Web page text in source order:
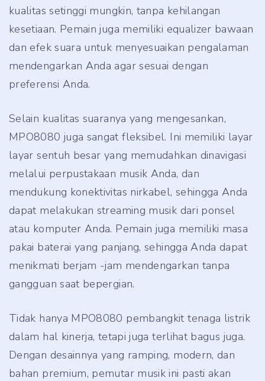
kualitas setinggi mungkin, tanpa kehilangan
kesetiaan. Pemain juga memiliki equalizer bawaan
dan efek suara untuk menyesuaikan pengalaman
mendengarkan Anda agar sesuai dengan
preferensi Anda.
Selain kualitas suaranya yang mengesankan,
MPO8080 juga sangat fleksibel. Ini memiliki layar
layar sentuh besar yang memudahkan dinavigasi
melalui perpustakaan musik Anda, dan
mendukung konektivitas nirkabel, sehingga Anda
dapat melakukan streaming musik dari ponsel
atau komputer Anda. Pemain juga memiliki masa
pakai baterai yang panjang, sehingga Anda dapat
menikmati berjam -jam mendengarkan tanpa
gangguan saat bepergian.
Tidak hanya MPO8080 pembangkit tenaga listrik
dalam hal kinerja, tetapi juga terlihat bagus juga.
Dengan desainnya yang ramping, modern, dan
bahan premium, pemutar musik ini pasti akan